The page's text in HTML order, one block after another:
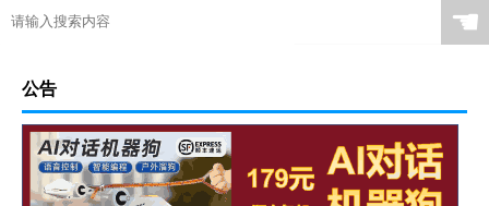
☚
公告